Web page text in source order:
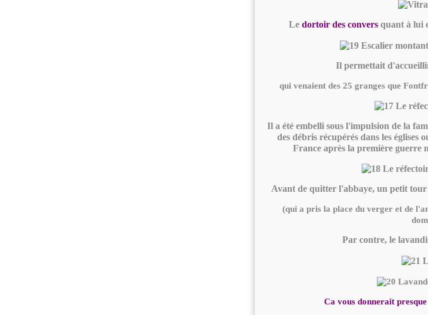
Le dortoir des conversquant à lui
Il permettait
qui venaient des 25 granges que
Il a été embelli sous l'impulsion de la
des débris récupérés dans les églises
France après la première guerre
Avant de quitter l'abbaye, un petit tour
(qui a pris la place du verger et de
Par contre, le
Ca vous donnerait